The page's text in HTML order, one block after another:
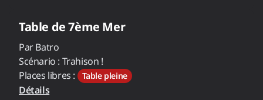
Table de7ème Mer
ParBatro
Scénario : Trahison !
Places libres :
Table pleine
Détails